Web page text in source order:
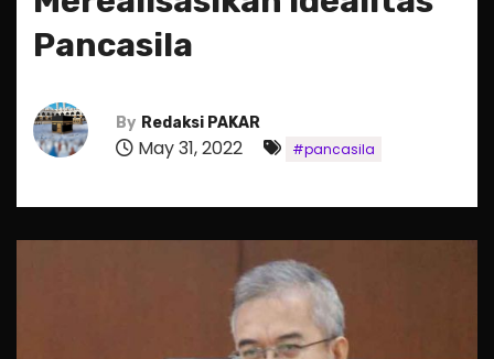
Pancasila
By Redaksi PAKAR
May 31, 2022 #pancasila